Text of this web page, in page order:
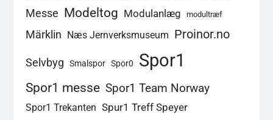
Messe Modeltog Modulanlæg modultræf
Märklin Næs Jernverksmuseum Proinor.no
Selvbyg Smalspor Spor0 Spor1
Spor1 messe Spor1 Team Norway
Spor1 Trekanten Spur1 Treff Speyer